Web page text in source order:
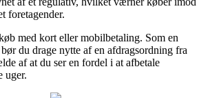
foretagender.
med kort eller mobilbetaling. Som en
du drage nytte af en afdragsordning fra
af at du ser en fordel i at afbetale
uger.